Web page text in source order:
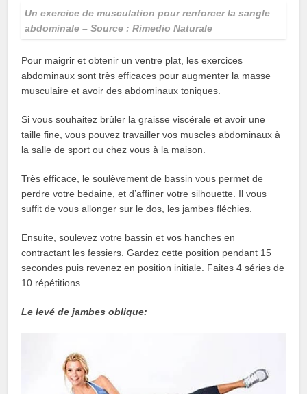
Un exercice de musculation pour renforcer la sangle
abdominale – Source : Rimedio Naturale
Pour maigrir et obtenir un ventre plat, les exercices
abdominaux sont très efficaces pour augmenter la masse
musculaire et avoir des abdominaux toniques.
Si vous souhaitez brûler la graisse viscérale et avoir une
taille fine, vous pouvez travailler vos muscles abdominaux à
la salle de sport ou chez vous à la maison.
Très efficace, le soulèvement de bassin vous permet de
perdre votre bedaine, et d’affiner votre silhouette. Il vous
suffit de vous allonger sur le dos, les jambes fléchies.
Ensuite, soulevez votre bassin et vos hanches en
contractant les fessiers. Gardez cette position pendant 15
secondes puis revenez en position initiale. Faites 4 séries de
10 répétitions.
Le levé de jambes oblique: